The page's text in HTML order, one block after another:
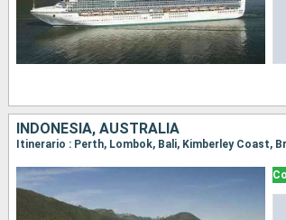
INDONESIA, AUSTRALIA
Itinerario : Perth, Lombok, Bali, Kimberley Coast,